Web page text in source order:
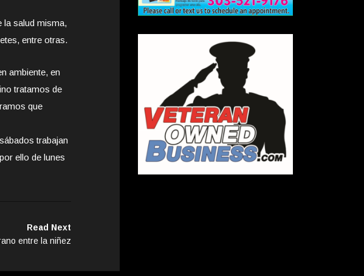
la salud misma,
entre otras.
ambiente, en
tratamos de
que
trabajan
ello de lunes
Read Next
entre la niñez